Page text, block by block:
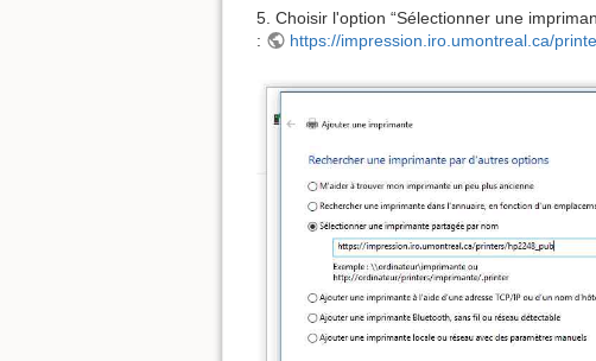
5. Choisir l'option “Sélectionner une
:
https://impression.iro.umontreal.ca/